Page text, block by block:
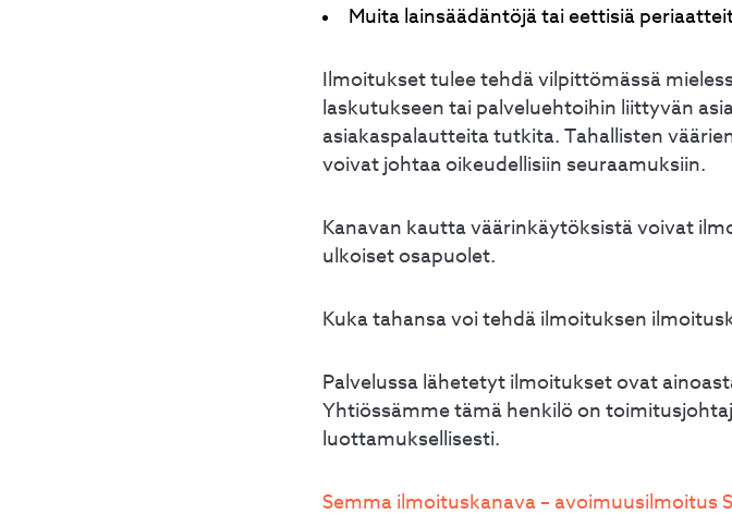
Muita lainsäädäntöjä tai eettisiä
Ilmoitukset tulee tehdä vilpittömässä
laskutukseen tai palveluehtoihin liittyvän
asiakaspalautteita tutkita. Tahallisten
voivat johtaa oikeudellisiin seuraamuksiin.
Kanavan kautta väärinkäytöksistä voivat
ulkoiset osapuolet.
Kuka tahansa voi tehdä ilmoituksen
Palvelussa lähetetyt ilmoitukset ovat
Yhtiössämme tämä henkilö on
luottamuksellisesti.
Semma ilmoituskanava – avoimuusilmoitus